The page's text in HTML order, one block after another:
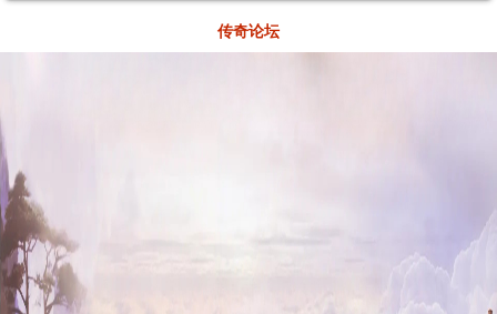
传奇论坛